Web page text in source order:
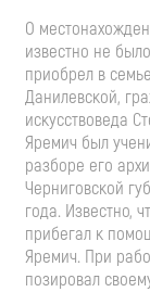
О
известно не
приобрел в
Данилевской,
искусствоведа
Яремич был
разборе его
Черниговской
года. Известно,
прибегал к
Яремич. При
позировал